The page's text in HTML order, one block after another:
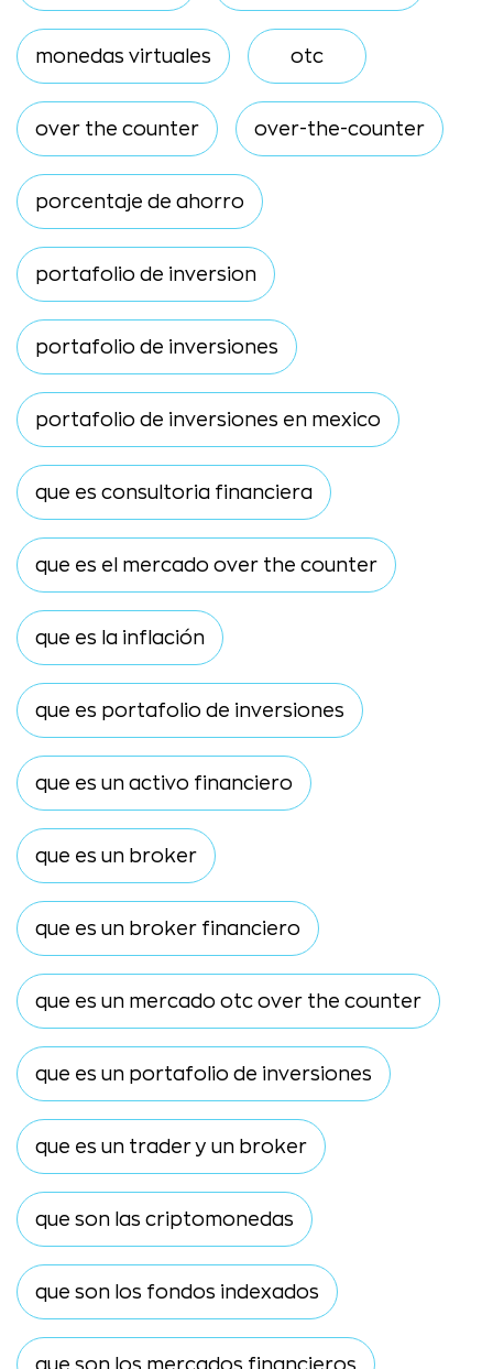
monedas virtuales otc
over the counter over-the-counter
porcentaje de ahorro
portafolio de inversion
portafolio de inversiones
portafolio de inversiones en mexico
que es consultoria financiera
que es el mercado over the counter
que es la inflación
que es portafolio de inversiones
que es un activo financiero
que es un broker
que es un broker financiero
que es un mercado otc over the counter
que es un portafolio de inversiones
que es un trader y un broker
que son las criptomonedas
que son los fondos indexados
que son los mercados financieros